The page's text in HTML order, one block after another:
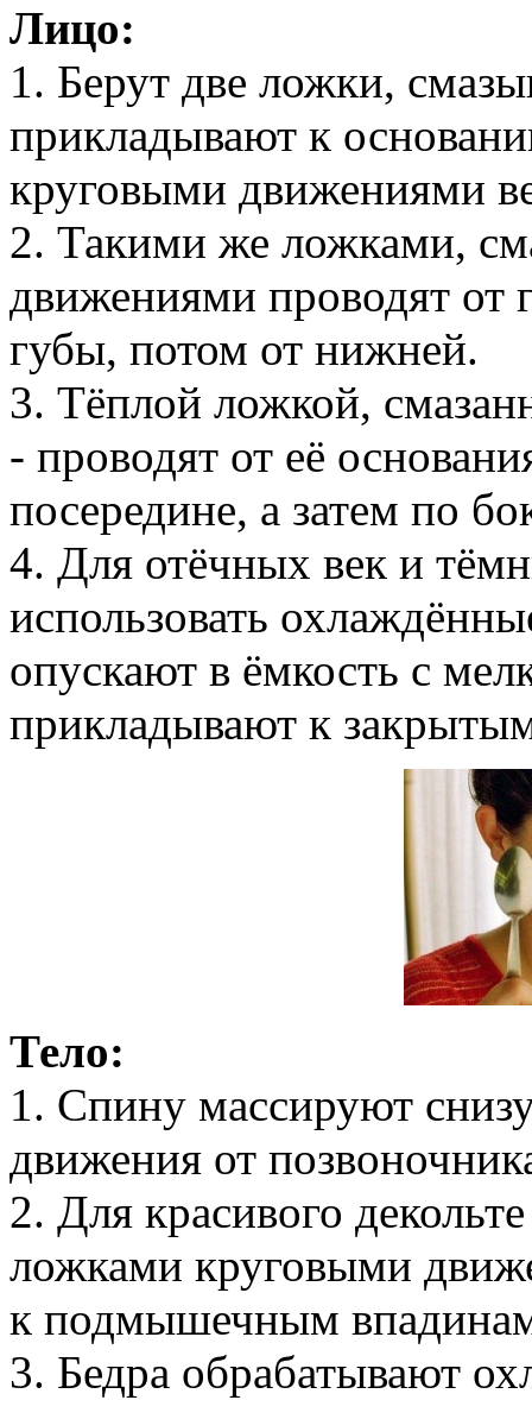
Лицо:
1. Берут две ложки,
прикладывают к
круговыми движениями
2. Такими же ложками,
движениями проводят от
губы, потом от нижней.
3. Тёплой ложкой,
- проводят от её
посередине, а затем по
4. Для отёчных век и
использовать
опускают в ёмкость с
прикладывают к
Тело:
1. Спину массируют
движения от
2. Для красивого
ложками круговыми
к подмышечным
3. Бедра обрабатывают